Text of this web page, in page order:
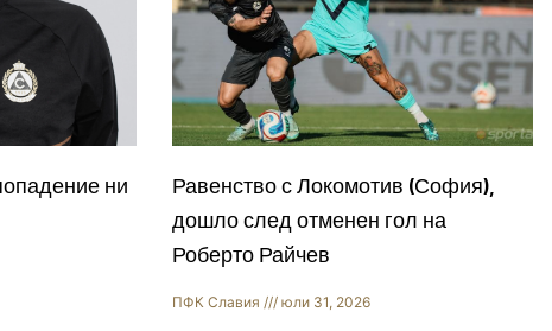
ни
Равенство с Локомотив (София),
дошло след отменен гол на
Роберто Райчев
ПФК Славия юли 31, 2026